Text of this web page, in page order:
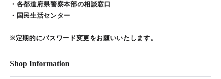
・各都道府県警察本部の相談窓口
・国民生活センター
※定期的にパスワード変更をお願いいたします。
Shop Information